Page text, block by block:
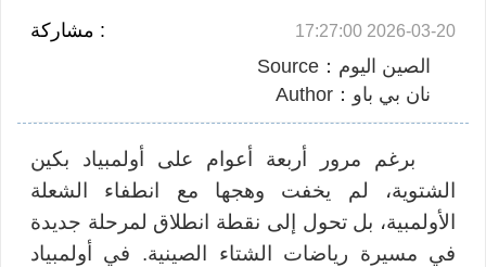
: مشاركة 2026-03-20 17:27:00
الصين اليوم：Source
نان بي باو：Author
برغم مرور أربعة أعوام على أولمبياد بكين
الشتوية، لم يخفت وهجها مع انطفاء الشعلة
الأولمبية، بل تحول إلى نقطة انطلاق لمرحلة جديدة
في مسيرة رياضات الشتاء الصينية. في أولمبياد